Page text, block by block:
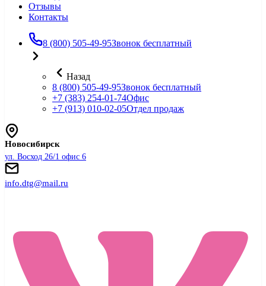
Отзывы
Контакты
8 (800) 505-49-95Звонок бесплатный
Назад
8 (800) 505-49-95Звонок бесплатный
+7 (383) 254-01-74Офис
+7 (913) 010-02-05Отдел продаж
Новосибирск
ул. Восход 26/1 офис 6
info.dtg@mail.ru